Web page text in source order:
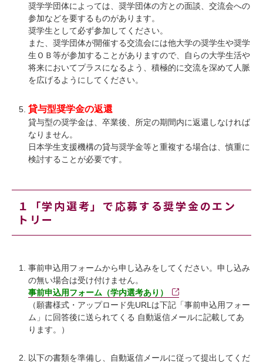
奨学学団体によっては、奨学団体の方との面談、交流会への
参加などを要するものがあります。
奨学生として必ず参加してください。
また、奨学団体が開催する交流会には他大学の奨学生や奨学
生ＯＢ等が参加することがありますので、自らの大学生活や
将来においてプラスになるよう、積極的に交流を深めて人脈
を広げるようにしてください。
貸与型奨学金の返還
貸与型の奨学金は、卒業後、所定の期間内に返還しなければ
なりません。
日本学生支援機構の貸与奨学金等と重複する場合は、慎重に
検討することが必要です。
１「学内選考」で応募する奨学金のエン
トリー
事前申込用フォームから申し込みをしてください。申し込み
の無い場合は受け付けません。
事前申込用フォーム（学内選考あり）
（願書様式・アップロード先URLは下記「事前申込用フォー
ム」に回答後に送られてくる 自動返信メールに記載してあ
ります。）
以下の書類を準備し、自動返信メールに従って提出してくだ